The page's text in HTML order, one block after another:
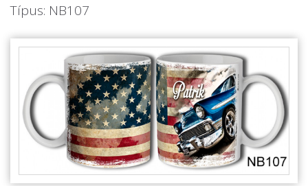
Vicces Pólók
Szerelmes Ajándékok ❤
Budapest Ajándéktárgyak
Szülinapi ajándékok
Alkalmakra
Ajándék Ötletek Férfiaknak
Típus: NB107